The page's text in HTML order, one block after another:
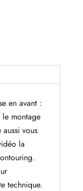
en avant :
le montage
vous
la
technique.